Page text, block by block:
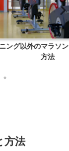
ング
モナフ
方法